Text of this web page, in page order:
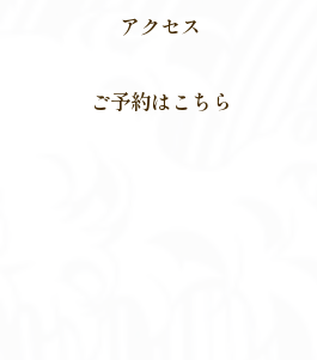
アクセス
ご予約はこちら